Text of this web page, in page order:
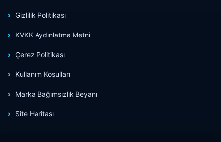
Gizlilik Politikası
KVKK Aydınlatma Metni
Çerez Politikası
Kullanım Koşulları
Marka Bağımsızlık Beyanı
Site Haritası